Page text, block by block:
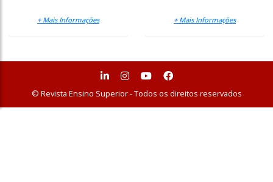
+ Mais Informações + Mais Informações
© Revista Ensino Superior - Todos os direitos reservados